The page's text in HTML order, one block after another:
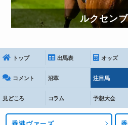
ルクセン
トップ 出馬表 オッズ
コメント 沿革 注目馬
見どころ コラム 予想大会